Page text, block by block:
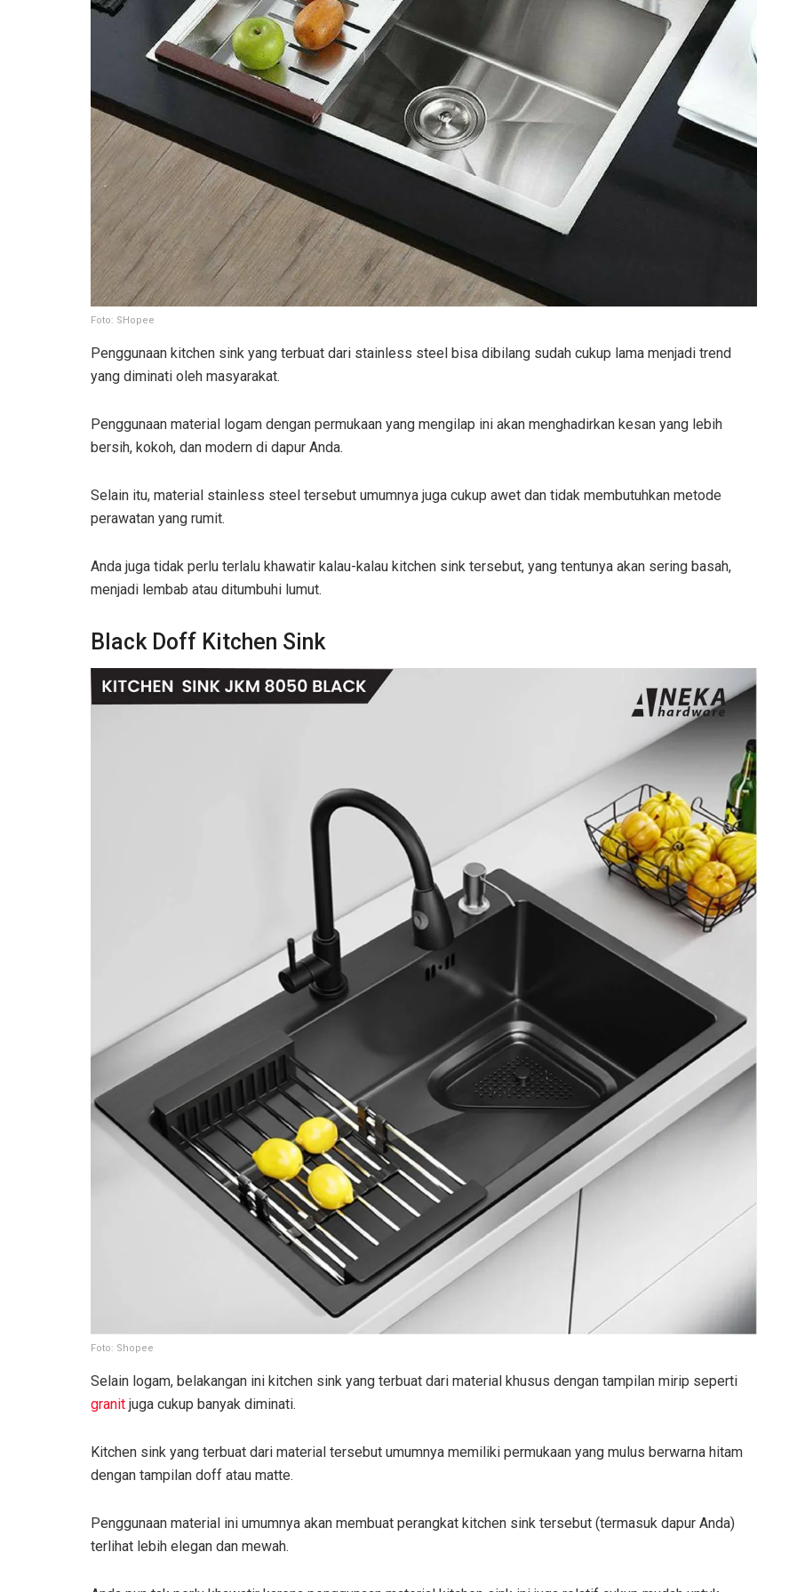
Foto: SHopee
Penggunaan kitchen sink yang terbuat dari stainless steel bisa dibilang sudah cukup lama menjadi trend
yang diminati oleh masyarakat.
Penggunaan material logam dengan permukaan yang mengilap ini akan menghadirkan kesan yang lebih
bersih, kokoh, dan modern di dapur Anda.
Selain itu, material stainless steel tersebut umumnya juga cukup awet dan tidak membutuhkan metode
perawatan yang rumit.
Anda juga tidak perlu terlalu khawatir kalau-kalau kitchen sink tersebut, yang tentunya akan sering basah,
menjadi lembab atau ditumbuhi lumut.
Black Doff Kitchen Sink
Foto: Shopee
Selain logam, belakangan ini kitchen sink yang terbuat dari material khusus dengan tampilan mirip seperti
granit juga cukup banyak diminati.
Kitchen sink yang terbuat dari material tersebut umumnya memiliki permukaan yang mulus berwarna hitam
dengan tampilan doff atau matte.
Penggunaan material ini umumnya akan membuat perangkat kitchen sink tersebut (termasuk dapur Anda)
terlihat lebih elegan dan mewah.